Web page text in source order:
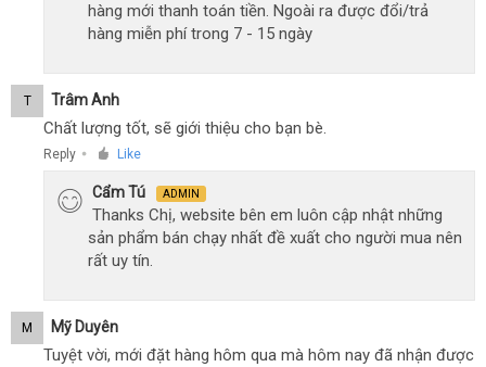
hàng mới thanh toán tiền. Ngoài ra được đổi/trả
hàng miễn phí trong 7 - 15 ngày
T Trâm Anh
Chất lượng tốt, sẽ giới thiệu cho bạn bè.
Reply ● Like
Cẩm Tú ADMIN
Thanks Chị, website bên em luôn cập nhật những
sản phẩm bán chạy nhất đề xuất cho người mua nên
rất uy tín.
M Mỹ Duyên
Tuyệt vời, mới đặt hàng hôm qua mà hôm nay đã nhận được